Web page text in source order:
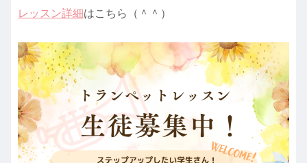
レッスン詳細はこちら（＾＾）